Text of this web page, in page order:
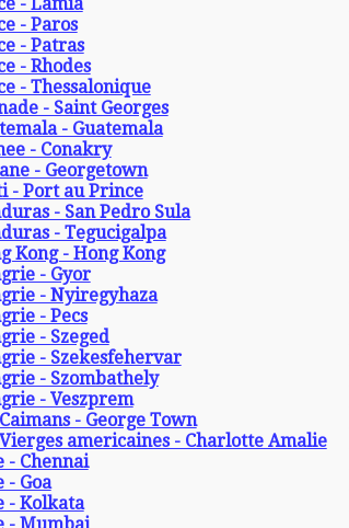
- Paros
- Patras
- Rhodes
- Thessalonique
- Saint Georges
- Guatemala
- Conakry
- Georgetown
- Port au Prince
- San Pedro Sula
- Tegucigalpa
Kong - Hong Kong
- Gyor
- Nyiregyhaza
- Pecs
- Szeged
- Szekesfehervar
- Szombathely
- Veszprem
- George Town
americaines - Charlotte Amalie
- Chennai
- Goa
- Kolkata